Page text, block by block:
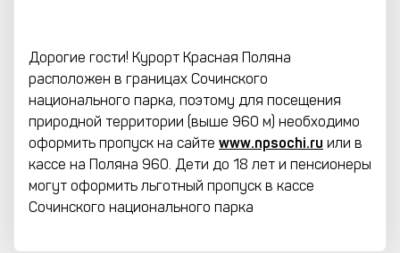
Дорогие гости! Курорт Красная Поляна
расположен в границах Сочинского
национального парка, поэтому для посещения
природной территории (выше 960 м) необходимо
оформить пропуск на сайте www.npsochi.ru или в
кассе на Поляна 960. Дети до 18 лет и пенсионеры
могут оформить льготный пропуск в кассе
Сочинского национального парка